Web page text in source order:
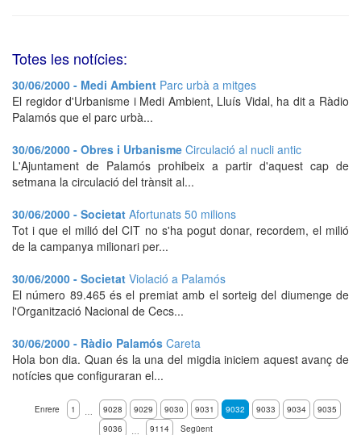
Totes les notícies:
30/06/2000 - Medi Ambient Parc urbà a mitges
El regidor d'Urbanisme i Medi Ambient, Lluís Vidal, ha dit a Ràdio
Palamós que el parc urbà...
30/06/2000 - Obres i Urbanisme Circulació al nucli antic
L'Ajuntament de Palamós prohibeix a partir d'aquest cap de
setmana la circulació del trànsit al...
30/06/2000 - Societat Afortunats 50 milions
Tot i que el milió del CIT no s'ha pogut donar, recordem, el milió
de la campanya milionari per...
30/06/2000 - Societat Violació a Palamós
El número 89.465 és el premiat amb el sorteig del diumenge de
l'Organització Nacional de Cecs...
30/06/2000 - Ràdio Palamós Careta
Hola bon dia. Quan és la una del migdia iniciem aquest avanç de
notícies que configuraran el...
Enrere 1 … 9028 9029 9030 9031 9032 9033 9034
9035
9036
… 9114 Següent